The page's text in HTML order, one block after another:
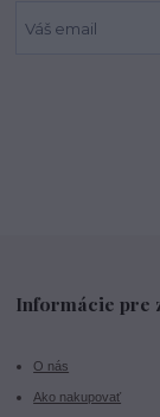
Informácie pre
O nás
Ako nakupovať